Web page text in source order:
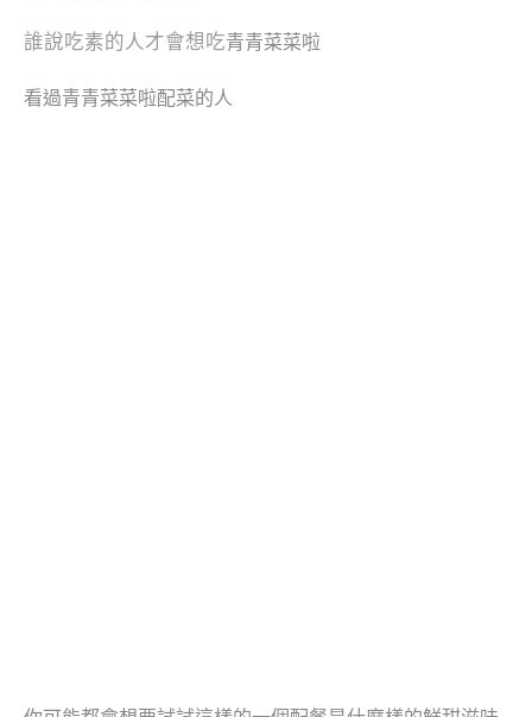
誰說吃素的人才會想吃青青菜菜啦
看過青青菜菜啦配菜的人